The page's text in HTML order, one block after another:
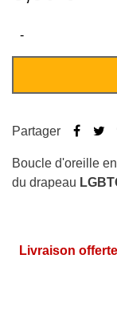
-
Partager
Boucle d'oreille
du drapeau
Dimensions du
Matière :
Livraison